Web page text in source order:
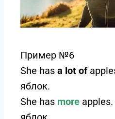
Пример №6
She has a lot of
яблок.
She has more